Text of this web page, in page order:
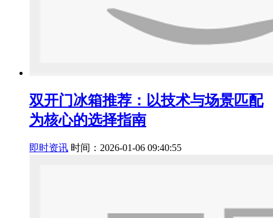
双开门冰箱推荐：以技术与场景匹配
为核心的选择指南
即时资讯 时间：2026-01-06 09:40:55